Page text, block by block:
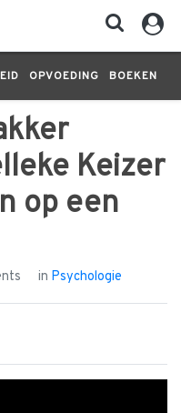
OPVOEDING BOEKEN
Keizer
op een
in Psychologie